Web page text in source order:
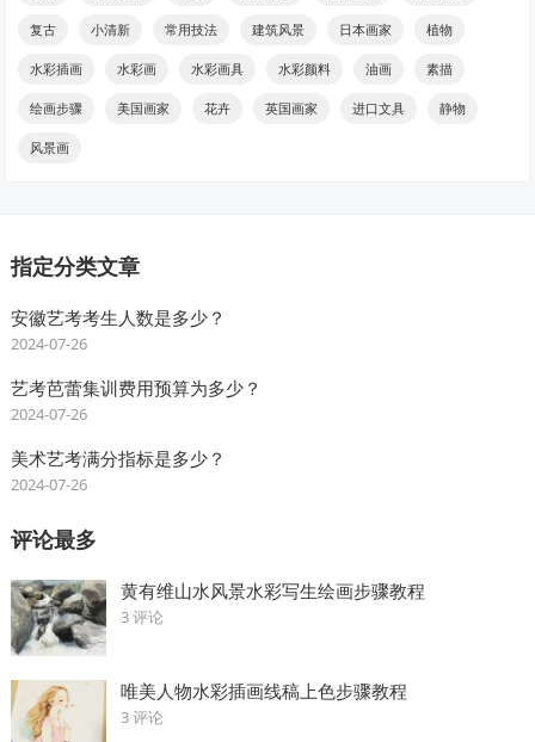
复古 小清新 常用技法 建筑风景 日本画家 植物
水彩插画 水彩画 水彩画具 水彩颜料 油画 素描
绘画步骤 美国画家 花卉 英国画家 进口文具 静物
风景画
指定分类文章
安徽艺考考生人数是多少？
2024-07-26
艺考芭蕾集训费用预算为多少？
2024-07-26
美术艺考满分指标是多少？
2024-07-26
评论最多
黄有维山水风景水彩写生绘画步骤教程
3 评论
唯美人物水彩插画线稿上色步骤教程
3 评论